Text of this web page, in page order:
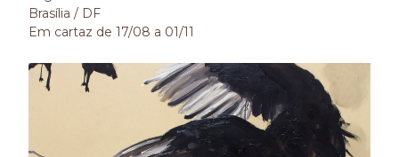
Brasília / DF
Em cartaz de 17/08 a 01/11